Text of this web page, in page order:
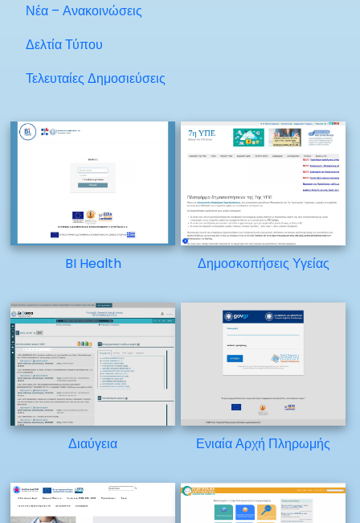
Νέα – Ανακοινώσεις
Δελτία Τύπου
Τελευταίες Δημοσιεύσεις
BI Health Δημοσκοπήσεις Υγείας
Διαύγεια Ενιαία Αρχή Πληρωμής